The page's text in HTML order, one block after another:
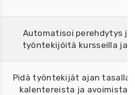
Automatisoi perehdytys ja
työntekijöitä kursseilla ja
Pidä työntekijät ajan tasalla
kalentereista ja avoimista